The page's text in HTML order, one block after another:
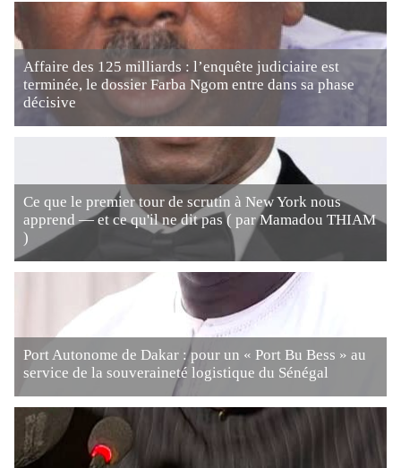
Affaire des 125 milliards : l’enquête judiciaire est
terminée, le dossier Farba Ngom entre dans sa phase
décisive
Ce que le premier tour de scrutin à New York nous
apprend — et ce qu'il ne dit pas ( par Mamadou THIAM
)
Port Autonome de Dakar : pour un « Port Bu Bess » au
service de la souveraineté logistique du Sénégal